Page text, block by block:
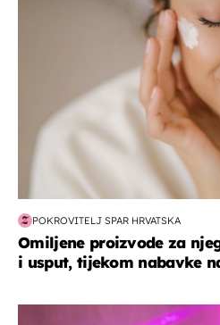
POKROVITELJ SPAR HRVATSKA
Omiljene proizvode za
i usput, tijekom nabavke